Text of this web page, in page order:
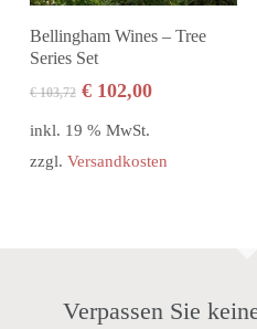
In den Warenkorb
Bellingham Wines – Tree
Series Set
€103,72 Ursprünglicher
war:
€ 103,72
€102,00Aktueller
€ 102,00.
inkl. 19 % MwSt.
zzgl. Versandkosten
Verpassen Sie